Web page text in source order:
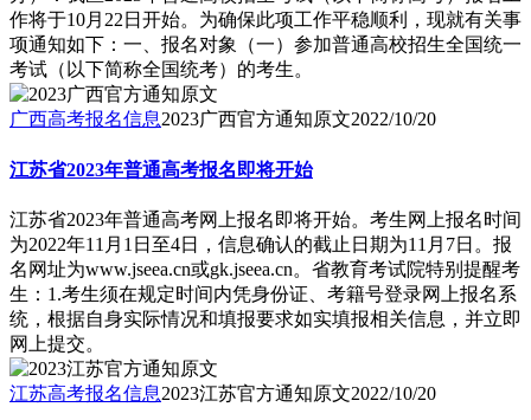
作将于10月22日开始。为确保此项工作平稳顺利，现就有关事
项通知如下：一、报名对象（一）参加普通高校招生全国统一
考试（以下简称全国统考）的考生。
广西高考报名信息2023广西官方通知原文2022/10/20
江苏省2023年普通高考报名即将开始
江苏省2023年普通高考网上报名即将开始。考生网上报名时间
为2022年11月1日至4日，信息确认的截止日期为11月7日。报
名网址为www.jseea.cn或gk.jseea.cn。省教育考试院特别提醒考
生：1.考生须在规定时间内凭身份证、考籍号登录网上报名系
统，根据自身实际情况和填报要求如实填报相关信息，并立即
网上提交。
江苏高考报名信息2023江苏官方通知原文2022/10/20